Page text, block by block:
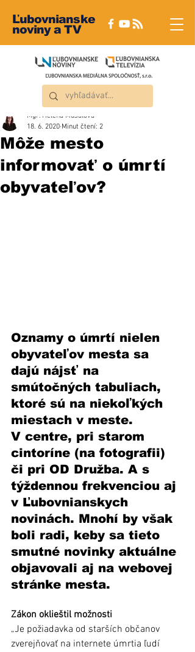
Ľubovnianske
noviny a TV
Môže mesto
informovať o úmrtí
obyvateľov?
Mgr. Helena Musalová
18. 6. 2020 Minut čtení: 2
Oznamy o úmrtí nielen
obyvateľov mesta sa
dajú nájsť na
smútočných tabuliach,
ktoré sú na niekoľkých
miestach v meste.
V centre, pri starom
cintoríne (na fotografii)
či pri OD Družba. A s
týždennou frekvenciou aj
v Ľubovnianskych
novinách. Mnohí by však
boli radi, keby sa tieto
smutné novinky aktuálne
objavovali aj na webovej
stránke mesta.
Zákon oklieštil možnosti
„Je požiadavka od starších občanov
zverejňovať na internete úmrtia ľudí